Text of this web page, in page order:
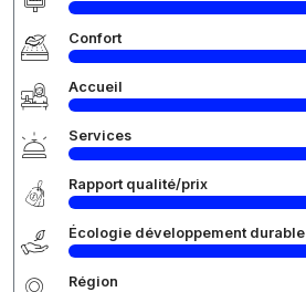
Confort
Accueil
Services
Rapport qualité/prix
Écologie développement durable
Région